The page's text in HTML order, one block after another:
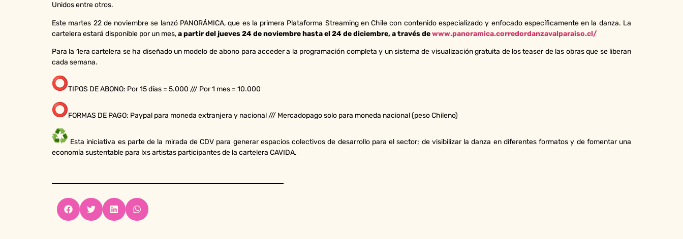
Unidos entre otros.
Este martes 22 de noviembre se lanzó PANORÁMICA, que es la primera Plataforma Streaming en Chile con contenido especializado y enfocado específicamente en la danza. La
cartelera estará disponible por un mes,a partir del jueves 24 de noviembre hasta el 24 de diciembre, a través dewww.panoramica.corredordanzavalparaiso.cl/
Para la 1era cartelera se ha diseñado un modelo de abono para acceder a la programación completa y un sistema de visualización gratuita de los teaser de las obras que se liberan
cada semana.
TIPOS DE ABONO: Por 15 días = 5.000 /// Por 1 mes = 10.000
FORMAS DE PAGO: Paypal para moneda extranjera y nacional /// Mercadopago solo para moneda nacional (peso Chileno)
Esta iniciativa es parte de la mirada de CDV para generar espacios colectivos de desarrollo para el sector; de visibilizar la danza en diferentes formatos y de fomentar una
economía sustentable para lxs artistas participantes de la cartelera CAVIDA.